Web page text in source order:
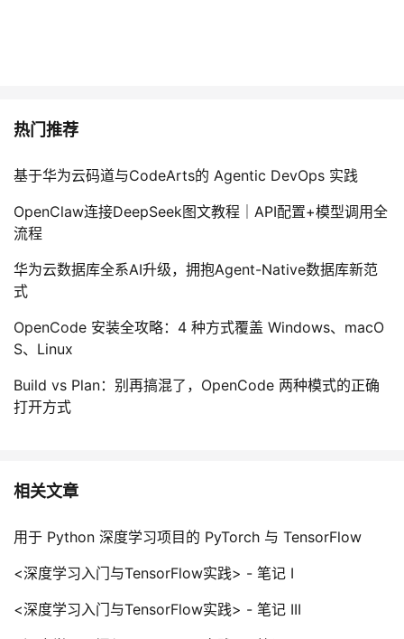
热门推荐
基于华为云码道与CodeArts的 Agentic DevOps 实践
OpenClaw连接DeepSeek图文教程｜API配置+模型调用全
流程
华为云数据库全系AI升级，拥抱Agent-Native数据库新范
式
OpenCode 安装全攻略：4 种方式覆盖 Windows、macO
S、Linux
Build vs Plan：别再搞混了，OpenCode 两种模式的正确
打开方式
相关文章
用于 Python 深度学习项目的 PyTorch 与 TensorFlow
<深度学习入门与TensorFlow实践> - 笔记 I
<深度学习入门与TensorFlow实践> - 笔记 III